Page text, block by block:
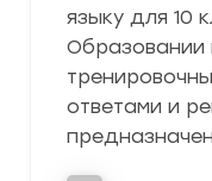
языку для 10
Образовании
ответами и